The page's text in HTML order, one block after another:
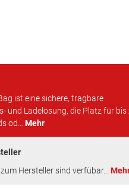
ist eine sichere, tragbare
und Ladelösung, die Platz für bis
od… Mehr
Hersteller sind verfübar...